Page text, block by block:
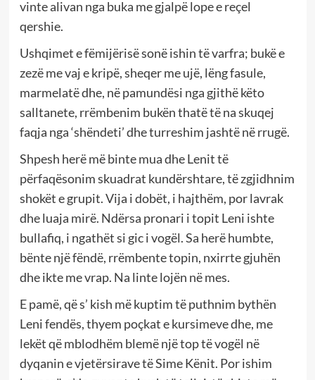
vinte alivan nga buka me gjalpë lope e reçel
qershie.
Ushqimet e fëmijërisë sonë ishin të varfra; bukë e
zezë me vaj e kripë, sheqer me ujë, lëng fasule,
marmelatë dhe, në pamundësi nga gjithë këto
salltanete, rrëmbenim bukën thatë të na skuqej
faqja nga ‘shëndeti’ dhe turreshim jashtë në rrugë.
Shpesh herë më binte mua dhe Lenit të
përfaqësonim skuadrat kundërshtare, të zgjidhnim
shokët e grupit. Vija i dobët, i hajthëm, por lavrak
dhe luaja mirë. Ndërsa pronari i topit Leni ishte
bullafiq, i ngathët si gic i vogël. Sa herë humbte,
bënte një fëndë, rrëmbente topin, nxirrte gjuhën
dhe ikte me vrap. Na linte lojën në mes.
E pamë, që s’ kish më kuptim të puthnim bythën
Leni fendës, thyem poçkat e kursimeve dhe, me
lekët që mblodhëm blemë një top të vogël në
dyqanin e vjetërsirave të Sime Kënit. Por ishim